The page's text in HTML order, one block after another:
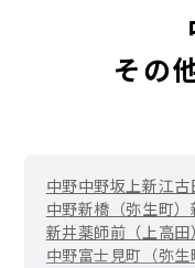
その
中野中野坂上新江古
中野新橋（弥生町）
新井薬師前（上高田
中野富士見町（弥生